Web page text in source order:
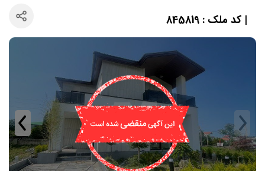
| کد ملک : 845819